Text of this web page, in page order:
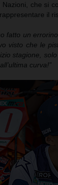
che si
il
fatto un
visto che le
stagione,
curva!”